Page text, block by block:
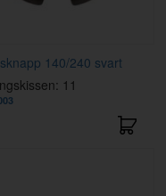
140/240 svart
11